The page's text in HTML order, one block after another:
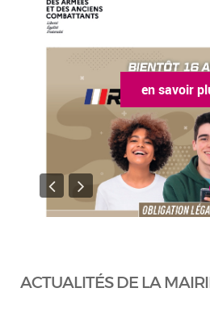
en savoir
ACTUALITÉS DE LA